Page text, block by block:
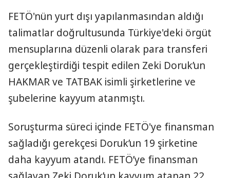
FETÖ'nün yurt dışı yapılanmasından aldığı
talimatlar doğrultusunda Türkiye'deki örgüt
mensuplarına düzenli olarak para transferi
gerçekleştirdiği tespit edilen Zeki Doruk’un
HAKMAR ve TATBAK isimli şirketlerine ve
şubelerine kayyum atanmıştı.
Soruşturma süreci içinde FETÖ'ye finansman
sağladığı gerekçesi Doruk’un 19 şirketine
daha kayyum atandı. FETÖ’ye finansman